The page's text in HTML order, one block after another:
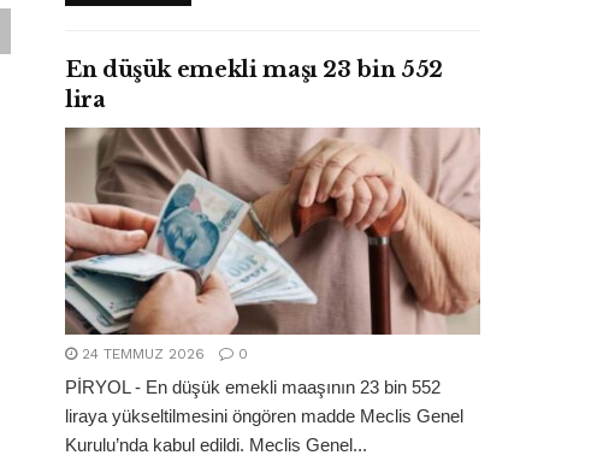
En düşük emekli maşı 23 bin 552
lira
24 TEMMUZ 2026 0
PİRYOL - En düşük emekli maaşının 23 bin 552
liraya yükseltilmesini öngören madde Meclis Genel
Kurulu’nda kabul edildi. Meclis Genel...